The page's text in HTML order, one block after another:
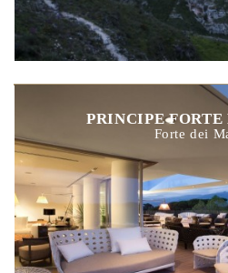
PRINCIPE
Forte dei